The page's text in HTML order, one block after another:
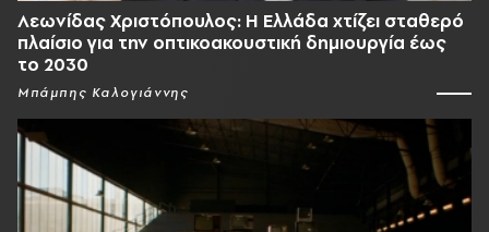
Λεωνίδας Χριστόπουλος: Η Ελλάδα χτίζει σταθερό
πλαίσιο για την οπτικοακουστική δημιουργία έως
το 2030
Μπάμπης Καλογιάννης